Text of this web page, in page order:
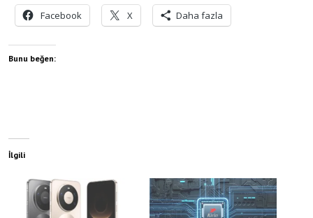
Facebook X Daha fazla
Bunu beğen:
İlgili